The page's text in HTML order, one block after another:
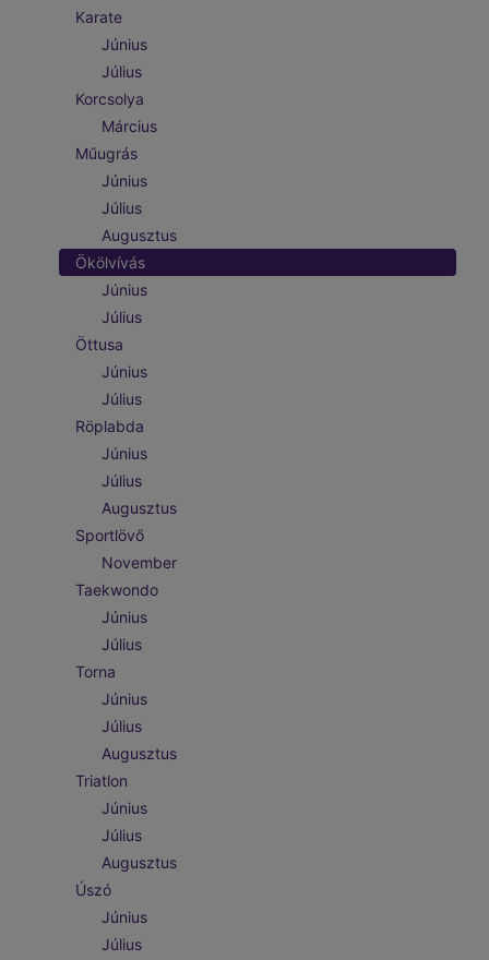
Karate
Június
Július
Korcsolya
Március
Műugrás
Június
Július
Augusztus
Ökölvívás
Június
Július
Öttusa
Június
Július
Röplabda
Június
Július
Augusztus
Sportlövő
November
Taekwondo
Június
Július
Torna
Június
Július
Augusztus
Triatlon
Június
Július
Augusztus
Úszó
Június
Július